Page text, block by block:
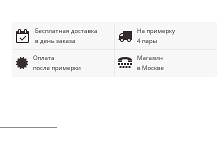
Бесплатная доставка
в день заказа
На примерку
4 пары
Оплата
после примерки
Магазин
в Москве